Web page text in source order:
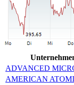
ADVANCED
AMERICAN